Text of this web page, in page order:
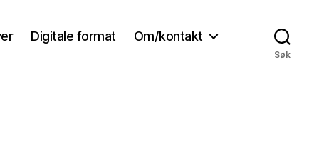
Digitale format Om/kontakt
Søk